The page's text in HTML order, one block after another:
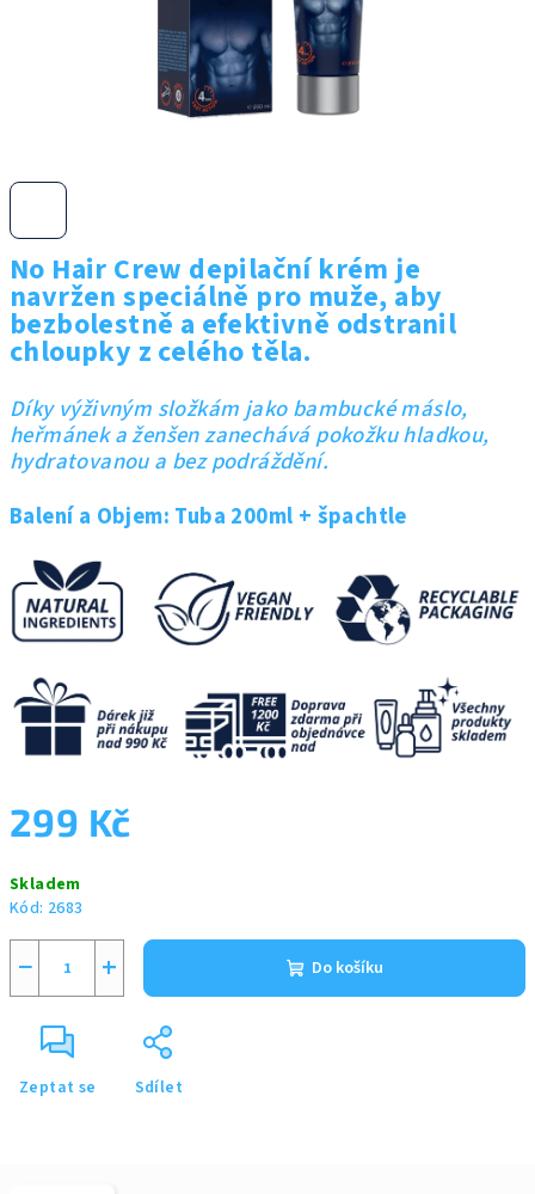
No Hair Crew depilační krém je
navržen speciálně pro muže, aby
bezbolestně a efektivně odstranil
chloupky z celého těla.
Díky výživným složkám jako bambucké máslo,
heřmánek a ženšen zanechává pokožku hladkou,
hydratovanou a bez podráždění.
Balení a Objem: Tuba 200ml + špachtle
299 Kč
cena:
Skladem
Kód: 2683
+
− Do košíku
Zeptat se Sdílet